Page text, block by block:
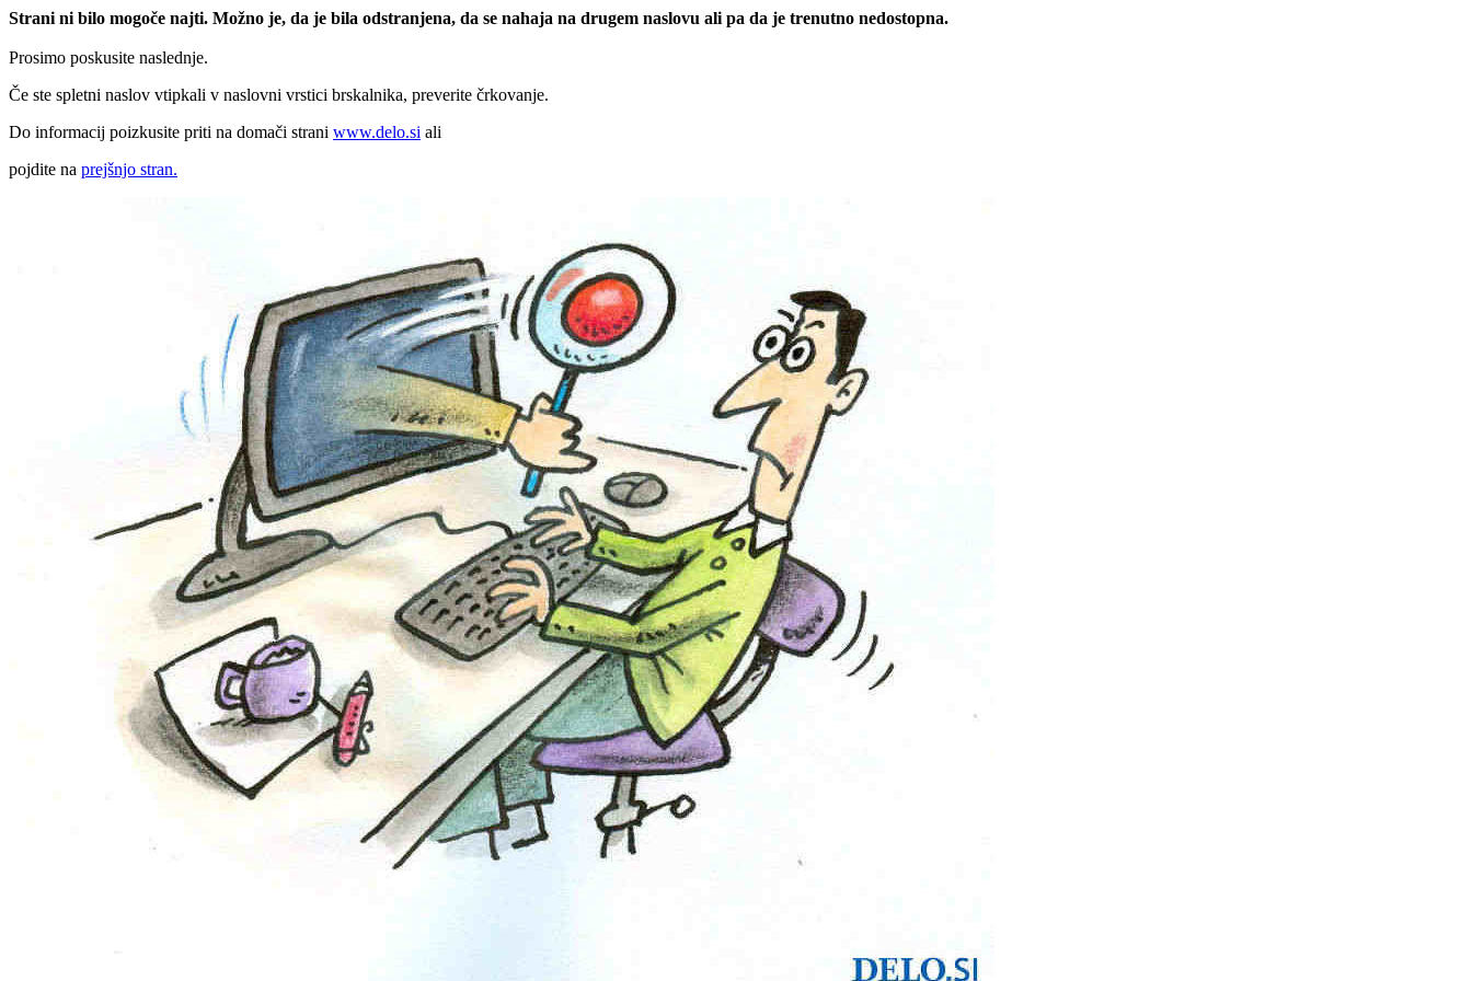
Strani ni bilo mogoče najti. Možno je, da je bila odstranjena, da se nahaja na drugem naslovu ali pa da je trenutno nedostopna.
Prosimo poskusite naslednje.
Če ste spletni naslov vtipkali v naslovni vrstici brskalnika, preverite črkovanje.
Do informacij poizkusite priti na domači strani www.delo.si ali
pojdite na prejšnjo stran.